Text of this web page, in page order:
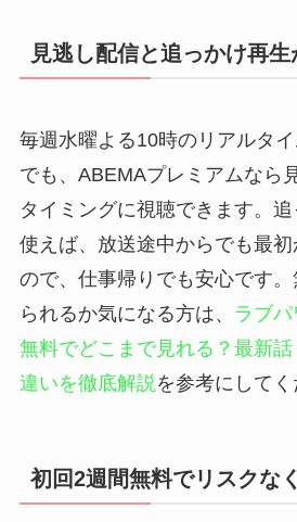
見逃し配信と追っかけ再生
毎週水曜よる10時のリアルタ
でも、ABEMAプレミアムなら
タイミングに視聴できます。
使えば、放送途中からでも最
ので、仕事帰りでも安心です
られるか気になる方は、
ラブ
無料でどこまで見れる？最新
違いを徹底解説 を参考にしてく
初回2週間無料でリスクな